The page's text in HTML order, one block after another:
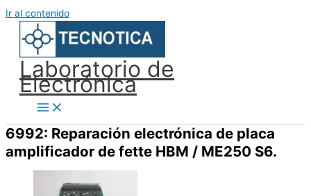
Ir al contenido
Laboratorio de
Electrónica
6992: Reparación electrónica de placa
amplificador de fette HBM / ME250 S6.